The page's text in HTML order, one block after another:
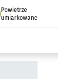
Powietrze
we Wrocławiu
umiarkowane